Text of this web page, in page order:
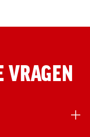
VRAGEN